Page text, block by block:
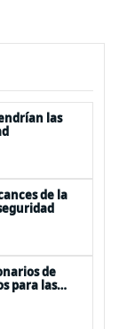
las
de la
de
para las